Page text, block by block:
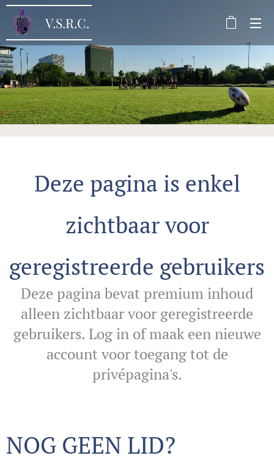
V.S.R.C.
Deze pagina is enkel
zichtbaar voor
geregistreerde gebruikers
Deze pagina bevat premium inhoud
alleen zichtbaar voor geregistreerde
gebruikers. Log in of maak een nieuwe
account voor toegang tot de
privépagina's.
NOG GEEN LID?